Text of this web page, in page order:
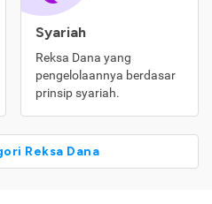
Syariah
Reksa Dana yang
pengelolaannya berdasar
prinsip syariah.
Reksa Dana